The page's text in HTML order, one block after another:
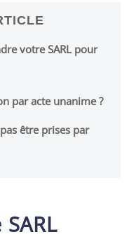
votre SARL pour
par acte unanime ?
être prises par